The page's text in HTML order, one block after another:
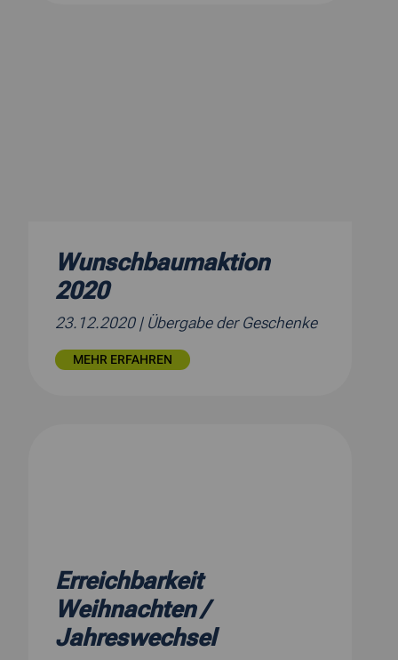
Wunschbaumaktion
2020
23.12.2020 | Übergabe der Geschenke
MEHR ERFAHREN
Erreichbarkeit
Weihnachten /
Jahreswechsel